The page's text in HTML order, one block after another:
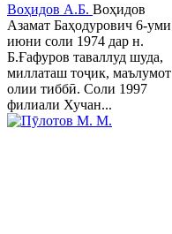
Воҳидов А.Б. Воҳидов
Азамат Баҳодурович 6-уми
июни соли 1974 дар н.
Б.Ғафуров таваллуд шуда,
миллаташ тоҷик, маълумот
олии тиббӣ. Соли 1997
филиали Хучан...